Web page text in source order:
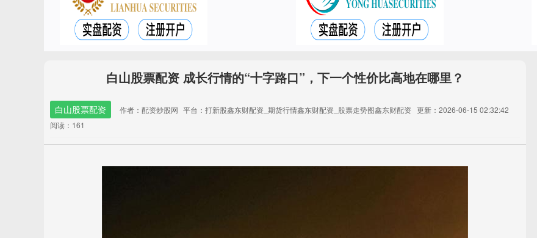
白山股票配资 成长行情的“十字路口”，下一个性价比高地在哪里？
白山股票配资 作者：配资炒股网 平台：打新股鑫东财配资_期货行情鑫东财配资_股票走势图鑫东财配资 更新：2026-06-15 02:32:42
阅读：161